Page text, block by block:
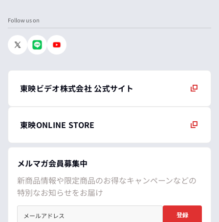
Follow us on
東映ビデオ株式会社 公式サイト
東映ONLINE STORE
メルマガ会員募集中
新商品情報や限定商品のお得なキャンペーンなどの
特別なお知らせをお届け
登録